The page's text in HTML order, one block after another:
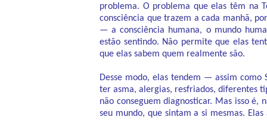
problema. O problema que elas têm na
consciência que trazem a cada manhã,
— a consciência humana, o mundo
estão sentindo. Não permite que elas
que elas sabem quem realmente são.
Desse modo, elas tendem — assim
ter asma, alergias, resfriados, diferentes
não conseguem diagnosticar. Mas isso
seu mundo, que sintam a si mesmas.